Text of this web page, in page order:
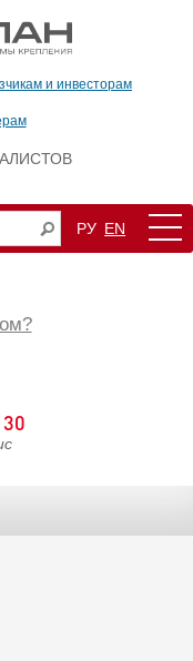
и инвесторам
РУ EN